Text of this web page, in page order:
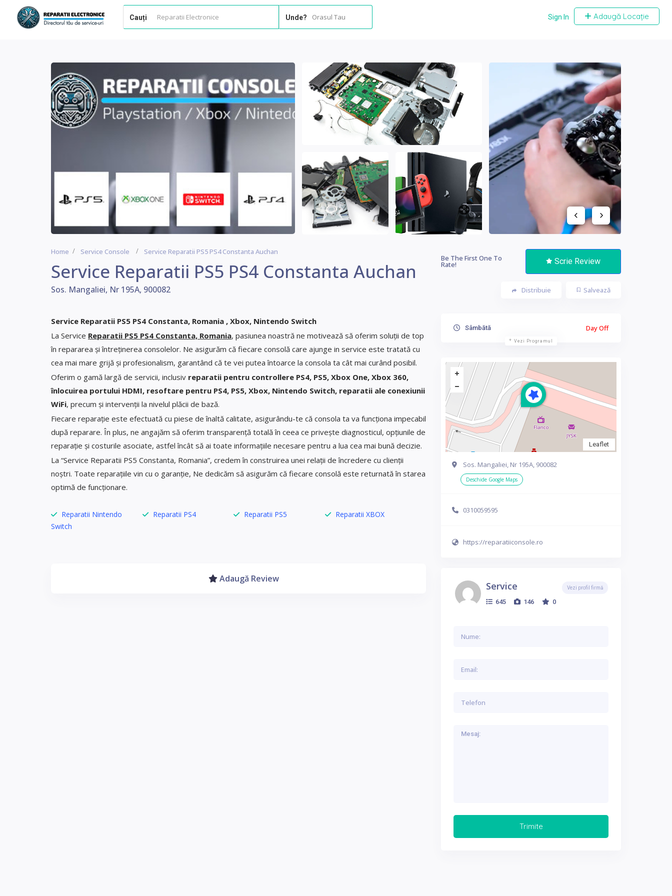
Cauți Unde? Orasul Tau Sign In Adaugă Locație
Home Service Console Service Reparatii PS5 PS4 Constanta Auchan
Service Reparatii PS5 PS4 Constanta Auchan
Sos. Mangaliei, Nr 195A, 900082
Be The First One To
Rate! Scrie Review
Salvează
Distribuie
Service Reparatii PS5 PS4 Constanta, Romania , Xbox, Nintendo Switch
La Service Reparatii PS5 PS4 Constanta, Romania, pasiunea noastră ne motivează să oferim soluții de top
în repararea și întreținerea consolelor. Ne asigurăm că fiecare consolă care ajunge in service este tratată cu
cea mai mare grijă și profesionalism, garantând că te vei putea întoarce la consola ta cât mai curând posibil.
Oferim o gamă largă de servicii, inclusiv reparatii pentru controllere PS4, PS5, Xbox One, Xbox 360,
înlocuirea portului HDMI, resoftare pentru PS4, PS5, Xbox, Nintendo Switch, reparatii ale conexiunii
WiFi, precum și intervenții la nivelul plăcii de bază.
Fiecare reparație este efectuată cu piese de înaltă calitate, asigurându-te că consola ta va funcționa impecabil
după reparare. În plus, ne angajăm să oferim transparență totală în ceea ce privește diagnosticul, opțiunile de
reparație și costurile asociate, astfel încât să ai toate informațiile necesare pentru a lua cea mai bună decizie.
La “Service Reparatii PS5 Constanta, Romania”, credem în construirea unei relații de încredere cu clienții
noștri. Toate reparațiile vin cu o garanție, Ne dedicăm să asigurăm că fiecare consolă este returnată în starea
optimă de funcționare.
Reparatii Nintendo
Switch
Reparatii PS4 Reparatii PS5 Reparatii XBOX
Adaugă Review
Sâmbătă Day Off
Vezi Programul
Leaflet
Sos. Mangaliei, Nr 195A, 900082
Deschide Google Maps
0310059595
https://reparatiiconsole.ro
Service
645 146 0
Vezi profil firmă